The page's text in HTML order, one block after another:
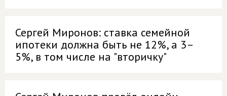
Сергей Миронов: ставка семейной
ипотеки должна быть не 12%, а 3–
5%, в том числе на "вторичку"